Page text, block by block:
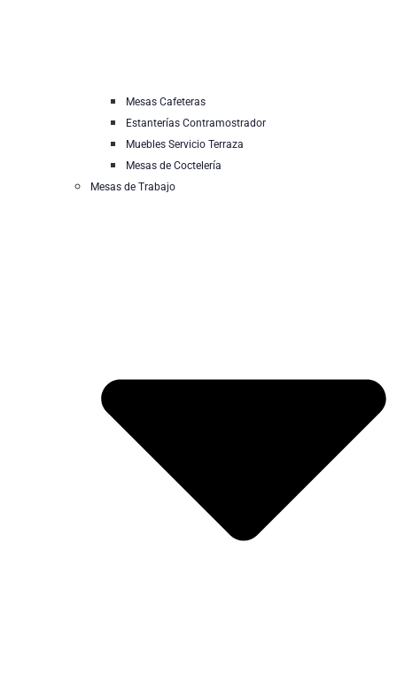
Mesas Cafeteras
Estanterías Contramostrador
Muebles Servicio Terraza
Mesas de Coctelería
Mesas de Trabajo